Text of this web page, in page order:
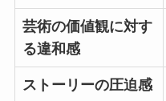
芸術の価値観に対す
る違和感
ストーリーの圧迫感